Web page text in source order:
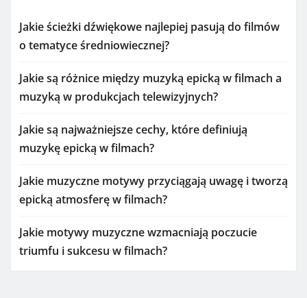
Jakie ścieżki dźwiękowe najlepiej pasują do filmów
o tematyce średniowiecznej?
Jakie są różnice między muzyką epicką w filmach a
muzyką w produkcjach telewizyjnych?
Jakie są najważniejsze cechy, które definiują
muzykę epicką w filmach?
Jakie muzyczne motywy przyciągają uwagę i tworzą
epicką atmosferę w filmach?
Jakie motywy muzyczne wzmacniają poczucie
triumfu i sukcesu w filmach?